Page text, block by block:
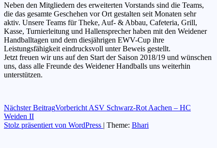
Neben den Mitgliedern des erweiterten Vorstands sind die Teams,
die das gesamte Geschehen vor Ort gestalten seit Monaten sehr
aktiv. Unsere Teams für Theke, Auf- & Abbau, Cafeteria, Grill,
Kasse, Turnierleitung und Hallensprecher haben mit den Weidener
Handballtagen und dem diesjährigen EWV-Cup ihre
Leistungsfähigkeit eindrucksvoll unter Beweis gestellt.
Jetzt freuen wir uns auf den Start der Saison 2018/19 und wünschen
uns, dass alle Freunde des Weidener Handballs uns weiterhin
unterstützen.
Beitragsnavigation
Nächster BeitragVorbericht ASV Schwarz-Rot Aachen – HC
Weiden II
Stolz präsentiert von WordPress | Theme: Bhari